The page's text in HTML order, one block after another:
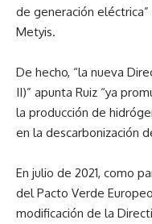
de generación eléctrica”
Metyis.
De hecho, “la nueva
II)” apunta Ruiz “ya
la producción de
en la descarbonización
En julio de 2021, como
del Pacto Verde
modificación de la